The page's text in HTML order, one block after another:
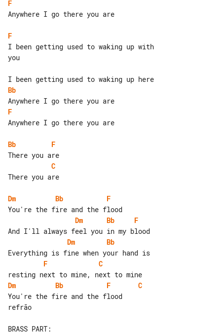
F
Anywhere I go there you are
F
I been getting used to waking up with
you
Bb
F
Anywhere I go there you are
Bb
F
C
There you are
Dm Bb
F
Dm
Bb
F
Dm
Bb
F
C
Dm
Bb F
C
refrão